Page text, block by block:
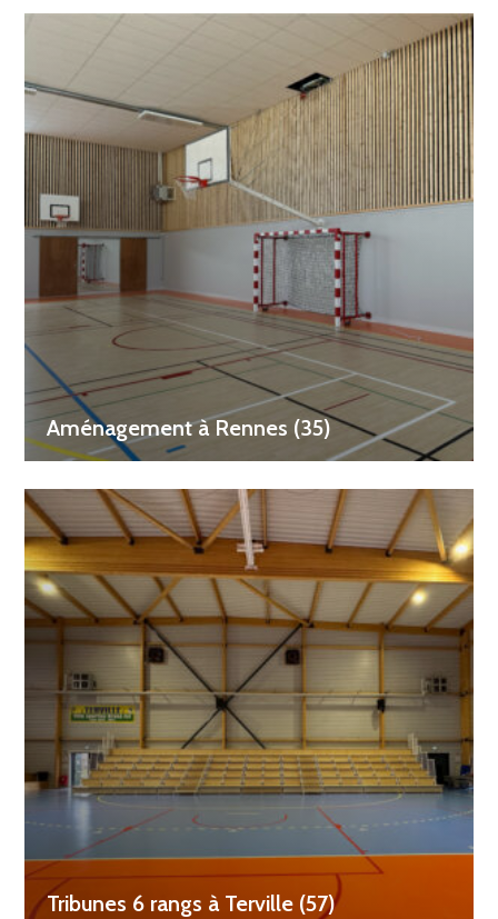
Aménagement à Rennes (35)
Tribunes 6 rangs à Terville (57)